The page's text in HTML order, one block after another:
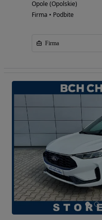
Opole (Opolskie)
Firma • Podbite
Firma